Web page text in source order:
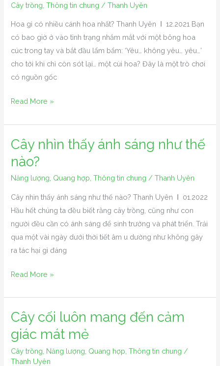
Cây trồng ,Thông tin chung /Thanh Uyên
Hoa gì có nhiều cánh hoa nhất? Thanh Uyên Ι 12.2021 Bạn
có bao giờ ở vào tình trạng nhắm mắt với một bông hoa
cúc trong tay và bắt đầu lẩm bẩm: ‘Yêu… không yêu… yêu…’
cho tới khi chỉ còn sót lại… một cùi hoa? Đây là một trò chơi
có nguồn gốc
nhiều
cánh
hoa
nhất?
Read More »
Cây nhìn thấy ánh sáng như thế
nào?
Năng lượng Quang hợp ,Thông tin chung /Thanh Uyên
Cây nhìn thấy ánh sáng như thế nào? Thanh Uyên Ι 01.2022
Hầu hết chúng ta đều biết rằng cây trồng, cũng như con
người đều cần có ánh sáng để sinh trưởng và phát triển. Trải
qua một vài ngày dưới thời tiết âm u dường như không gây
ra tác hại gì đáng
Cây
nhìn
thấy
ánh
sáng
như
thế
nào?
Read More »
Cây cối luôn mang đến cảm
giác mát mẻ
Cây trồng Năng lượng Quang hợp ,Thông tin chung /
Thanh Uyên
Cây
cối
luôn
mang